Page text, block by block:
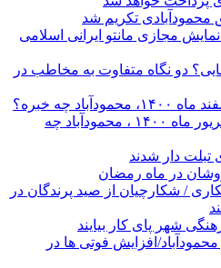
مجازی مانتو ایرانی اسلامی
دو نگاه متفاوت به مخاطب در
چه خبره؟
فردا پنجشنبه هجدهم شهریور ماه ۱۴۰۰ ، محمودآباد چه
تبلت دار شدند
در ماه رمضان
شکاری / شکارچیان از صید پرندگان در
شهر پای کار بیایند
افزایش فوتی ها در